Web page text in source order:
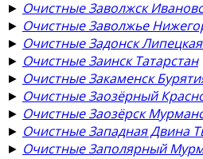
► Очистные Заволжск
► Очистные Заволжье
► Очистные Задонск
► Очистные Заинск Татарстан
► Очистные Закаменск
► Очистные Заозёрный
► Очистные Заозёрск
► Очистные Западная Двина
► Очистные Заполярный